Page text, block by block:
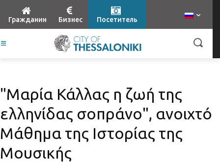
Гражданин Бизнес Посетитель
"Μαρία Κάλλας η ζωή της
ελληνίδας σοπράνο", ανοιχτό
Μάθημα της Ιστορίας της
Μουσικής